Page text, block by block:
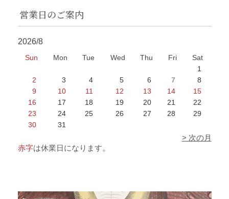
営業日のご案内
2026/8
Sun Mon Tue Wed Thu Fri
Sat
1
2
3 4 5 6 7
8
9
10 11 12 13 14
15
16
17 18 19 20 21
22
23
24 25 26 27 28
29
30
31
> 次の月
赤字は休業日になります。